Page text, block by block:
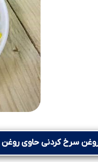
سرخ کردنی حاوی روغن